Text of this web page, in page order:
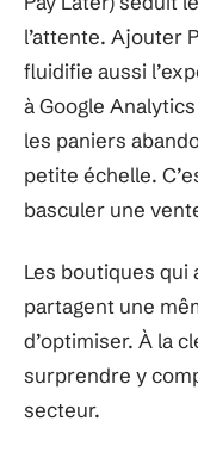
l’attente. Ajouter
fluidifie aussi
à Google
les paniers
petite échelle.
basculer une
Les boutiques qui
partagent une
d’optimiser. À la
surprendre y
secteur.